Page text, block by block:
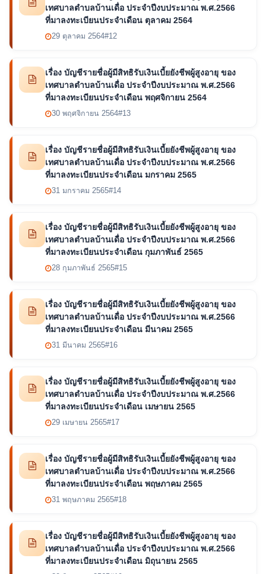
เทศบาลตำบลบ้านเดื่อ ประจำปีงบประมาณ พ.ศ.2566
ที่มาลงทะเบียนประจำเดือน ตุลาคม 2564
29 ตุลาคม 2564#12
เรื่อง บัญชีรายชื่อผู้มีสิทธิรับเงินเบี้ยยังชีพผู้สูงอายุ ของ
เทศบาลตำบลบ้านเดื่อ ประจำปีงบประมาณ พ.ศ.2566
ที่มาลงทะเบียนประจำเดือน พฤศจิกายน 2564
30 พฤศจิกายน 2564#13
เรื่อง บัญชีรายชื่อผู้มีสิทธิรับเงินเบี้ยยังชีพผู้สูงอายุ ของ
เทศบาลตำบลบ้านเดื่อ ประจำปีงบประมาณ พ.ศ.2566
ที่มาลงทะเบียนประจำเดือน มกราคม 2565
31 มกราคม 2565#14
เรื่อง บัญชีรายชื่อผู้มีสิทธิรับเงินเบี้ยยังชีพผู้สูงอายุ ของ
เทศบาลตำบลบ้านเดื่อ ประจำปีงบประมาณ พ.ศ.2566
ที่มาลงทะเบียนประจำเดือน กุมภาพันธ์ 2565
28 กุมภาพันธ์ 2565#15
เรื่อง บัญชีรายชื่อผู้มีสิทธิรับเงินเบี้ยยังชีพผู้สูงอายุ ของ
เทศบาลตำบลบ้านเดื่อ ประจำปีงบประมาณ พ.ศ.2566
ที่มาลงทะเบียนประจำเดือน มีนาคม 2565
31 มีนาคม 2565#16
เรื่อง บัญชีรายชื่อผู้มีสิทธิรับเงินเบี้ยยังชีพผู้สูงอายุ ของ
เทศบาลตำบลบ้านเดื่อ ประจำปีงบประมาณ พ.ศ.2566
ที่มาลงทะเบียนประจำเดือน เมษายน 2565
29 เมษายน 2565#17
เรื่อง บัญชีรายชื่อผู้มีสิทธิรับเงินเบี้ยยังชีพผู้สูงอายุ ของ
เทศบาลตำบลบ้านเดื่อ ประจำปีงบประมาณ พ.ศ.2566
ที่มาลงทะเบียนประจำเดือน พฤษภาคม 2565
31 พฤษภาคม 2565#18
เรื่อง บัญชีรายชื่อผู้มีสิทธิรับเงินเบี้ยยังชีพผู้สูงอายุ ของ
เทศบาลตำบลบ้านเดื่อ ประจำปีงบประมาณ พ.ศ.2566
ที่มาลงทะเบียนประจำเดือน มิถุนายน 2565